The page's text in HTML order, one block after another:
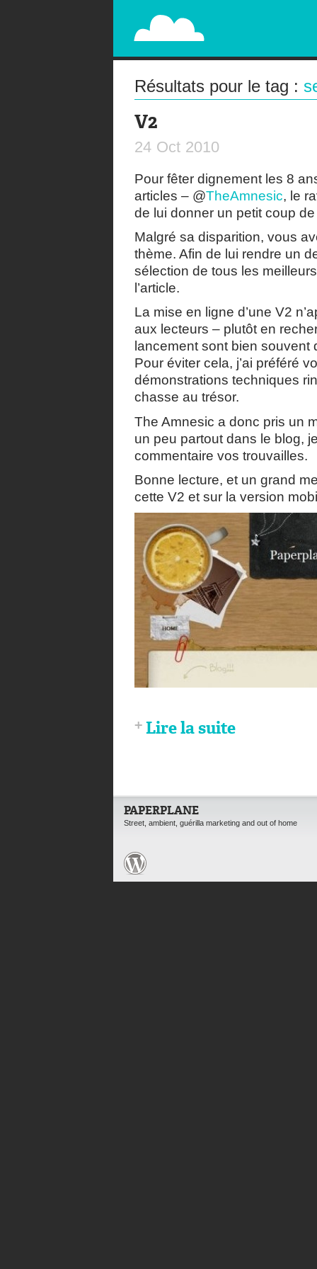
PAPERPLANE
STREET, AMBIENT, GUÉRILLA MARKETING
Résultats pour le tag :
V2
24 Oct 2010
Pour fêter dignement les 8
articles – @TheAmnesic, le
de lui donner un petit coup
Malgré sa disparition, vous
thème. Afin de lui rendre un
sélection de tous les
l’article.
La mise en ligne d’une V2
aux lecteurs – plutôt en
lancement sont bien souvent
Pour éviter cela, j’ai préféré
démonstrations techniques
chasse au trésor.
The Amnesic a donc pris un
un peu partout dans le blog,
commentaire vos trouvailles.
Bonne lecture, et un grand
cette V2 et sur la version
Lire la suite
PAPERPLANE
Street, ambient, guérilla marketing and out of home